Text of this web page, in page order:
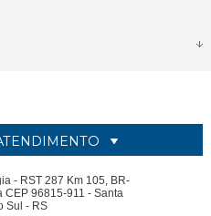
- RST 287 Km 105, BR-
CEP 96815-911 - Santa
Sul - RS